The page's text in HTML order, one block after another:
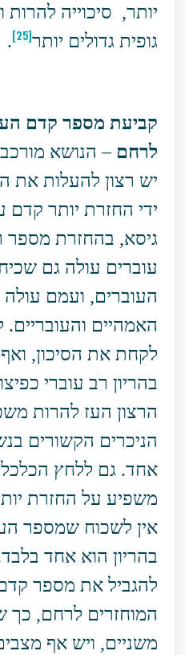
יותר, סיכוייה
גופית גדולים יותר[25]
.
קביעת מספר קדם
לרחם– הנושא
יש רצון להעלות את
ידי החזרת יותר קדם
גיסא, בהחזרת מספר
עוברים עולה גם
העוברים, ועמם עולה
האמהיים והעובריים.
לקחת את הסיכון, ואף
בהריון רב עוברי
הרצון העז להרות
הניכרים הקשורים
אחד. גם ללחץ
משפיע על החזרת
אין לשכוח שמספר
בהריון הוא אחד
להגביל את מספר
המוחזרים לרחם, כך
משניים, ויש אף